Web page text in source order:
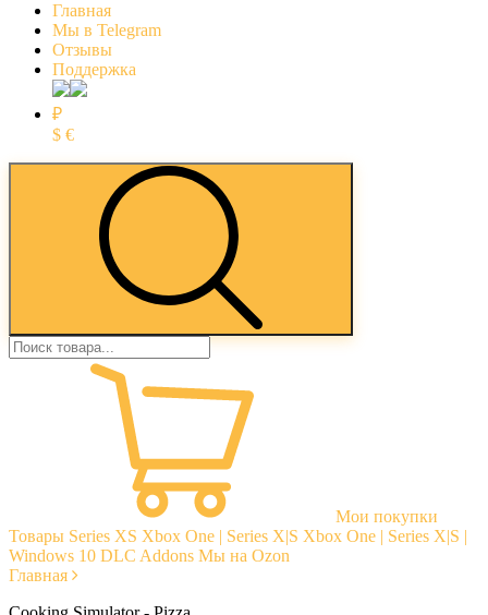
Главная
Мы в Telegram
Отзывы
Поддержка
₽
$ €
Мои покупки
Товары Series XS Xbox One | Series X|S Xbox One | Series X|S |
Windows 10 DLC Addons Мы на Ozon
Главная